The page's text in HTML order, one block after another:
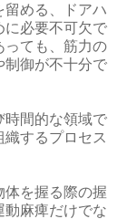
留める、ドアハ
に必要不可欠で
っても、筋力の
制御が不十分で
時間的な領域で
するプロセス
体を握る際の握
動麻痺だけでな